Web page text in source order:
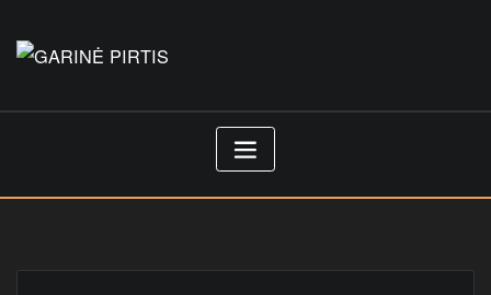
content